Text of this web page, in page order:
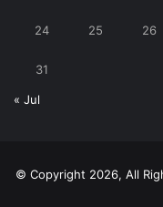
24 25 26
31
« Jul
© Copyright 2026, All